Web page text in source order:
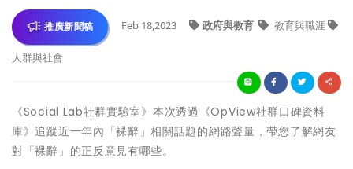
推廣新聞稿 Feb 18,2023 政府與教育 教育與職涯
人群與社會
《Social Lab社群實驗室》本次透過《OpView社群口碑資料
庫》追蹤近一年內「裸辭」相關話題的網路聲量，帶您了解網友
對「裸辭」的正反意見有哪些。